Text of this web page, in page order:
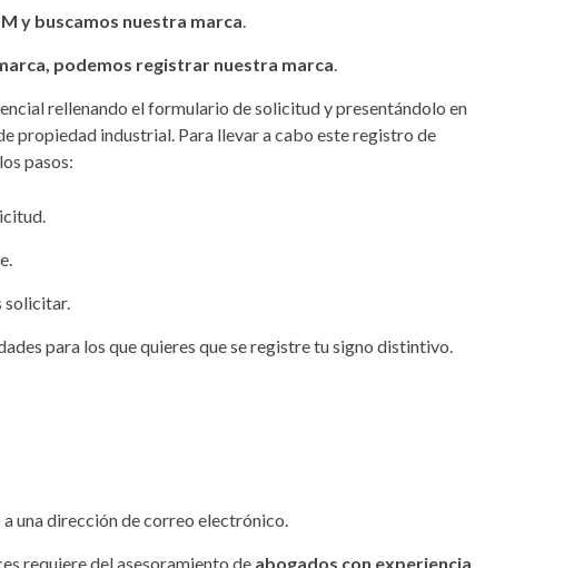
y buscamos nuestra marca.
podemos registrar nuestra marca.
rellenando el formulario de solicitud y presentándolo en
propiedad industrial. Para llevar a cabo este registro de
pasos:
solicitar.
para los que quieres que se registre tu signo distintivo.
una dirección de correo electrónico.
requiere del asesoramiento de abogados con experiencia